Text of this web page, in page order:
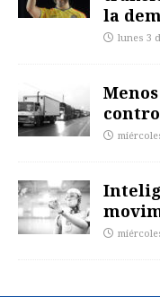
la
lunes 3